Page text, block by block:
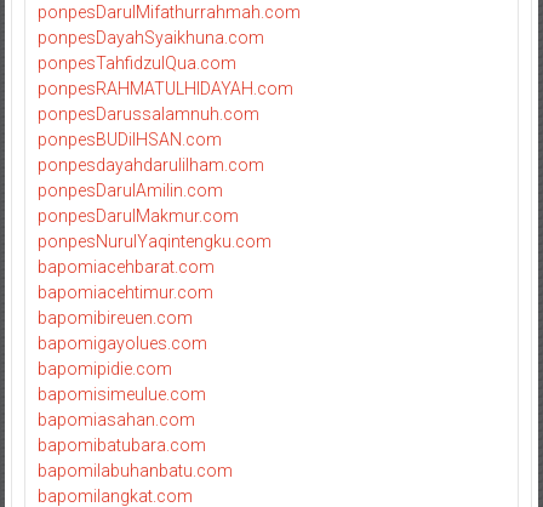
ponpesDarulMifathurrahmah.com
ponpesDayahSyaikhuna.com
ponpesTahfidzulQua.com
ponpesRAHMATULHIDAYAH.com
ponpesDarussalamnuh.com
ponpesBUDiIHSAN.com
ponpesdayahdarulilham.com
ponpesDarulAmilin.com
ponpesDarulMakmur.com
ponpesNurulYaqintengku.com
bapomiacehbarat.com
bapomiacehtimur.com
bapomibireuen.com
bapomigayolues.com
bapomipidie.com
bapomisimeulue.com
bapomiasahan.com
bapomibatubara.com
bapomilabuhanbatu.com
bapomilangkat.com